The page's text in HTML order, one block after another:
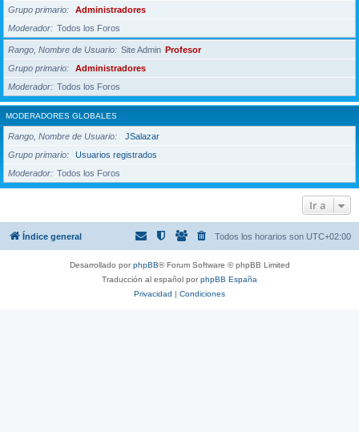
Grupo primario
Administradores
Moderador
Todos los Foros
Rango, Nombre de Usuario Site Admin Profesor
Grupo primario
Administradores
Moderador
Todos los Foros
MODERADORES GLOBALES
Rango, Nombre de Usuario
JSalazar
Grupo primario
Usuarios registrados
Moderador
Todos los Foros
Ir a
Índice general Todos los horarios son UTC+02:00
Desarrollado porphpBB® Forum Software © phpBB Limited
Traducción al español porphpBB España
Privacidad | Condiciones